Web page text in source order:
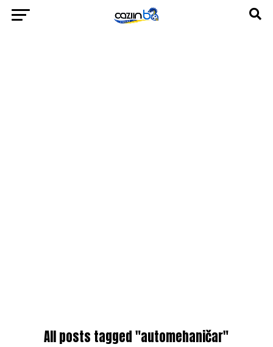
All posts tagged "automehaničar"